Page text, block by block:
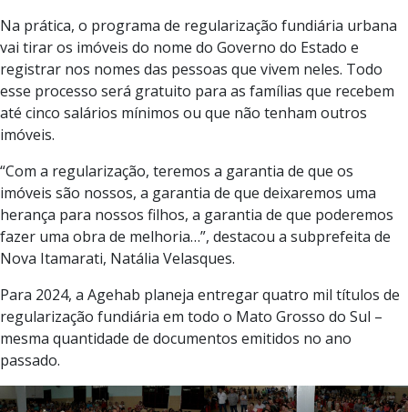
Na prática, o programa de regularização fundiária urbana
vai tirar os imóveis do nome do Governo do Estado e
registrar nos nomes das pessoas que vivem neles. Todo
esse processo será gratuito para as famílias que recebem
até cinco salários mínimos ou que não tenham outros
imóveis.
“Com a regularização, teremos a garantia de que os
imóveis são nossos, a garantia de que deixaremos uma
herança para nossos filhos, a garantia de que poderemos
fazer uma obra de melhoria…”, destacou a subprefeita de
Nova Itamarati, Natália Velasques.
Para 2024, a Agehab planeja entregar quatro mil títulos de
regularização fundiária em todo o Mato Grosso do Sul –
mesma quantidade de documentos emitidos no ano
passado.